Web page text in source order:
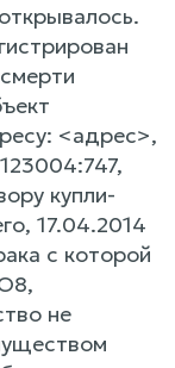
<адрес>,
купли-
17.04.2014
с которой
не